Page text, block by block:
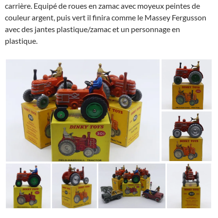
carrière. Equipé de roues en zamac avec moyeux peintes de
couleur argent, puis vert il finira comme le Massey Fergusson
avec des jantes plastique/zamac et un personnage en
plastique.